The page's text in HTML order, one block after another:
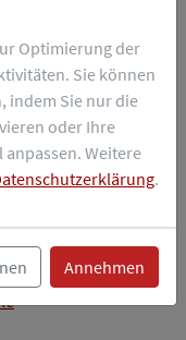
Optimierung der
Sie können
indem Sie nur die
oder Ihre
Weitere
.
Annehmen